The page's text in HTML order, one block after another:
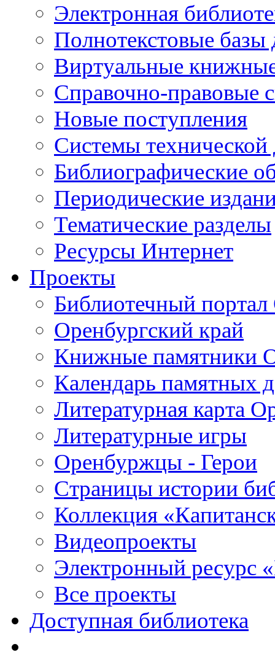
Электронная
Полнотекстовые
Виртуальные
Справочно-правовые
Новые поступления
Cистемы
Библиографические
Периодические
Тематические разделы
Ресурсы Интернет
Проекты
Библиотечный портал
Оренбургский край
Книжные памятники
Календарь памятных
Литературная карта
Литературные игры
Оренбуржцы - Герои
Страницы истории
Коллекция
Видеопроекты
Электронный ресурс
Все проекты
Доступная библиотека